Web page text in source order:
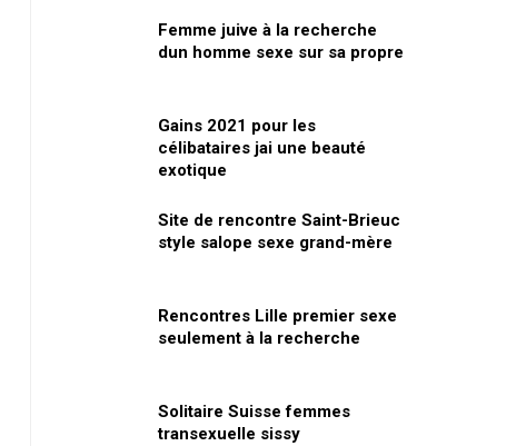
Femme juive à la recherche
dun homme sexe sur sa propre
Gains 2021 pour les
célibataires jai une beauté
exotique
Site de rencontre Saint-Brieuc
style salope sexe grand-mère
Rencontres Lille premier sexe
seulement à la recherche
Solitaire Suisse femmes
transexuelle sissy